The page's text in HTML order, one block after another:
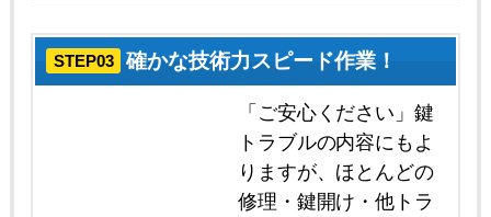
STEP03 確かな技術力スピード作業！
「ご安心ください」鍵
トラブルの内容にもよ
りますが、ほとんどの
修理・鍵開け・他トラ